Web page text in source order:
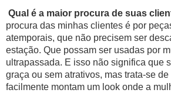
Qual é a maior procura de suas
procura das minhas clientes é por
atemporais, que não precisem ser
estação. Que possam ser usadas por
ultrapassada. E isso não significa que
graça ou sem atrativos, mas trata-se
facilmente montam um look onde a